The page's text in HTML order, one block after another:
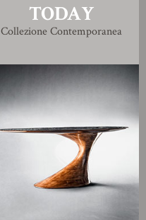
TODAY
Collezione Contemporanea